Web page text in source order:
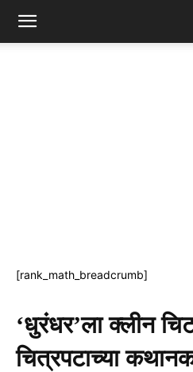
[rank_math_breadcrumb]
‘धुरंधर’ला क्लीन
चित्रपटाच्या